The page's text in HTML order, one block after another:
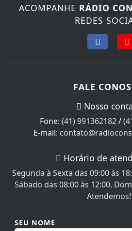
ACOMPANHE RÁDIO
REDES
FALE
Nosso
Fone: (41) 991362182/
E-mail:
Horário de
Segunda à Sexta das 09:00 às
Sábado das 08:00 às 12:00,
Atendemos!
SEU NOME